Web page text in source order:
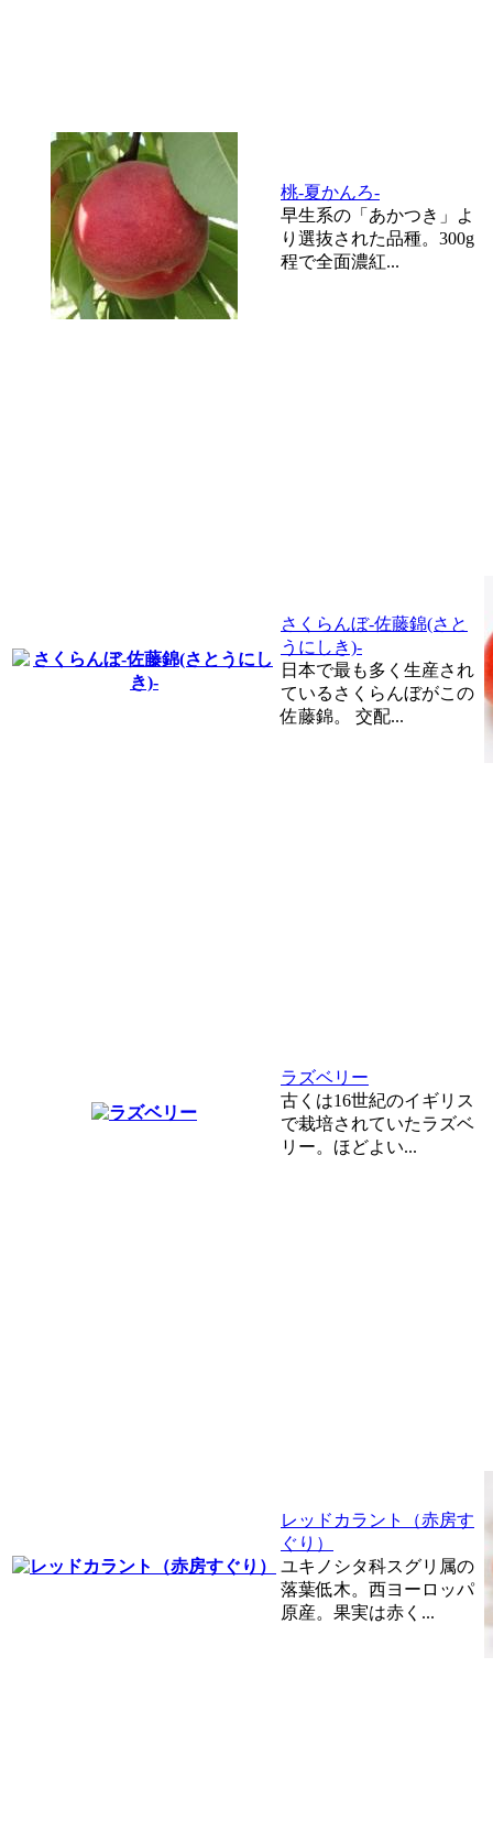
桃-夏かんろ-
早生系の「あかつき」よ
り選抜された品種。300g
程で全面濃紅...
さくらんぼ-佐藤錦(さと
うにしき)-
日本で最も多く生産され
ているさくらんぼがこの
佐藤錦。 交配...
ラズベリー
古くは16世紀のイギリス
で栽培されていたラズベ
リー。ほどよい...
レッドカラント（赤房す
ぐり）
ユキノシタ科スグリ属の
落葉低木。西ヨーロッパ
原産。果実は赤く...